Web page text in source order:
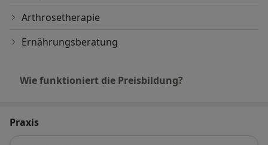
Arthrosetherapie
Ernährungsberatung
Wie funktioniert die Preisbildung?
Praxis